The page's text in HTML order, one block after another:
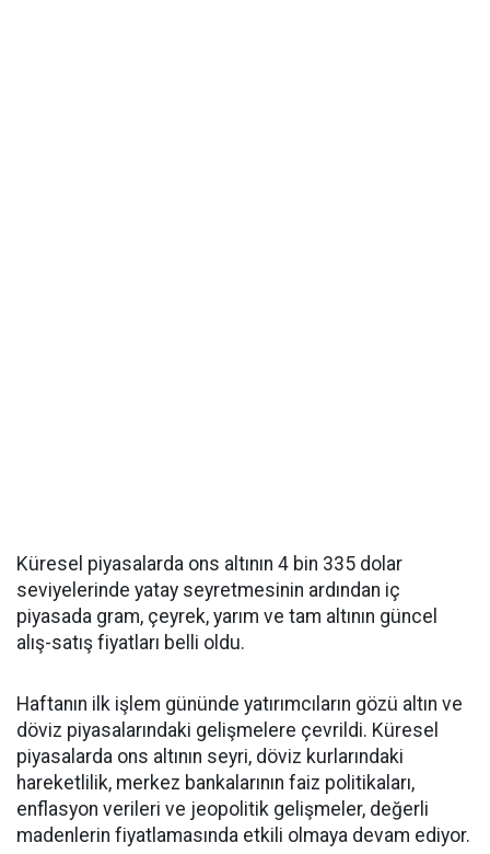
Küresel piyasalarda ons altının 4 bin 335 dolar
seviyelerinde yatay seyretmesinin ardından iç
piyasada gram, çeyrek, yarım ve tam altının güncel
alış-satış fiyatları belli oldu.
Haftanın ilk işlem gününde yatırımcıların gözü altın ve
döviz piyasalarındaki gelişmelere çevrildi. Küresel
piyasalarda ons altının seyri, döviz kurlarındaki
hareketlilik, merkez bankalarının faiz politikaları,
enflasyon verileri ve jeopolitik gelişmeler, değerli
madenlerin fiyatlamasında etkili olmaya devam ediyor.